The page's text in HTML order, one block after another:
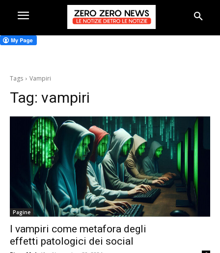
Tags Vampiri
Tag: vampiri
Pagine
I vampiri come metafora degli
effetti patologici dei social